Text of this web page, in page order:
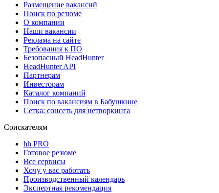
Размещение вакансий
Поиск по резюме
О компании
Наши вакансии
Реклама на сайте
Требования к ПО
Безопасный HeadHunter
HeadHunter API
Партнерам
Инвесторам
Каталог компаний
Поиск по вакансиям в Бабушкине
Сетка: соцсеть для нетворкинга
Соискателям
hh PRO
Готовое резюме
Все сервисы
Хочу у вас работать
Производственный календарь
Экспертная рекомендация